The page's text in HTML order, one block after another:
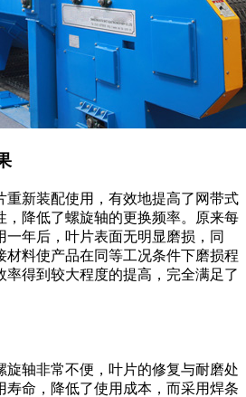
重新装配使用，有效地提高了网带式
，降低了螺旋轴的更换频率。原来每
年后，叶片表面无明显磨损，同
材料使产品在同等工况条件下磨损程
率得到较大程度的提高，完全满足了
旋轴非常不便，叶片的修复与耐磨处
寿命，降低了使用成本，而采用焊条